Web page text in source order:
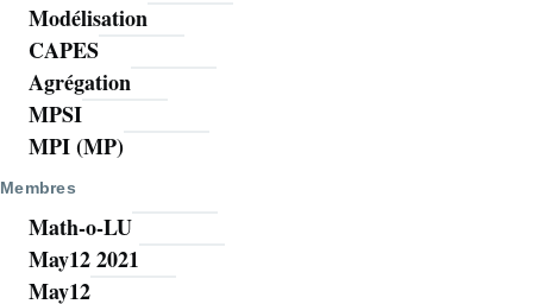
Modélisation
CAPES
Agrégation
MPSI
MPI (MP)
Membres
Math-o-LU
May12 2021
May12